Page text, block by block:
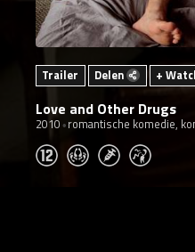
Trailer Delen +
Love and Other Drugs
2010 romantische komedie,